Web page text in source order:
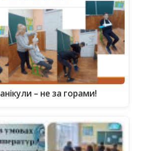
– не за горами!